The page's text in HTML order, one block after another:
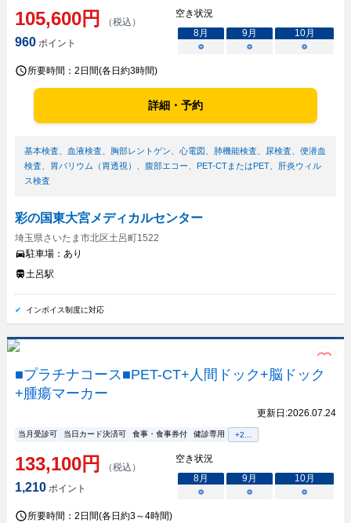
105,600円 （税込）
960ポイント
空き状況
8月 9月 10月
○
○ ○
所要時間： 2日間(各日約3時間)
詳細・予約
基本検査、 血液検査、 胸部レントゲン、 心電図 、 肺機能検査、 尿検査、 便潜血
検査、 胃バリウム（胃透視） 、 腹部エコー、 PET-CTまたはPET、 肝炎ウィル
ス検査
彩の国東大宮メディカルセンター
埼玉県さいたま市北区土呂町1522
駐車場： あり
土呂駅
インボイス制度に対応
■プラチナコース■PET-CT+人間ドック+脳ドック
+腫瘍マーカー
更新日:2026.07.24
当月受診可 当日カード決済可 食事・食事券付 健診専用 +2...
133,100円 （税込）
1,210ポイント
空き状況
8月 9月 10月
○
○ ○
所要時間： 2日間(各日約3～4時間)